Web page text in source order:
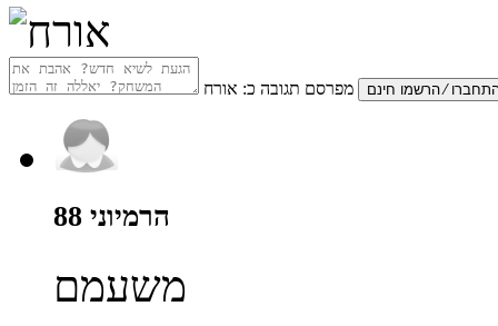
מפרסם תגובה כ: אורח
הרמיוני 88
משעמם